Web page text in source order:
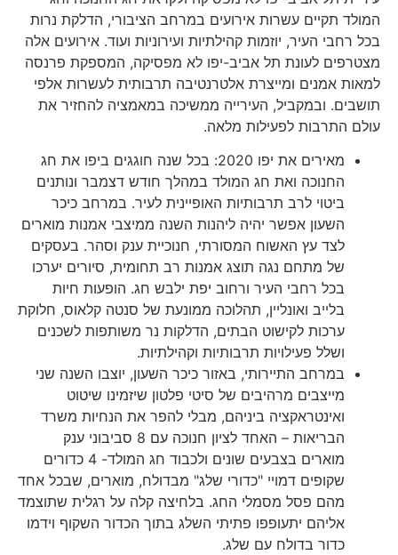
המולד תקיים עשרות אירועים במרחב הציבורי, הדלקת נרות
בכל רחבי העיר, יוזמות קהילתיות ועירוניות ועוד. אירועים אלה
מצטרפים לעונת תל אביב-יפו לא מפסיקה, המספקת פרנסה
למאות אמנים ומייצרת אלטרנטיבה תרבותית לעשרות אלפי
תושבים. ובמקביל, העירייה ממשיכה במאמציה להחזיר את
עולם התרבות לפעילות מלאה.
מאירים את יפו 2020: בכל שנה חוגגים ביפו את חג
החנוכה ואת חג המולד במהלך חודש דצמבר ונותנים
ביטוי לרב תרבותיות האופיינית לעיר. במרחב כיכר
השעון אפשר יהיה ליהנות השנה ממיצבי אמנות מוארים
לצד עץ האשוח המסורתי, חנוכיית ענק וסהר. בעסקים
של מתחם נגה תוצג אמנות רב תחומית, סיורים יערכו
בכל רחבי העיר ורחוב יפת ילבש חג. הופעות חיות
בלייב ואונליין, תהלוכה ממונעת של סנטה קלאוס, חלוקת
ערכות לקישוט הבתים, הדלקות נר משותפות לשכנים
ושלל פעילויות תרבותיות וקהילתיות.
במרחב התיירותי, באזור כיכר השעון, יוצבו השנה שני
מייצבים מרהיבים של סיטי פלטון שיזמינו שיטוט
ואינטראקציה ביניהם, מבלי להפר את הנחיות משרד
הבריאות – האחד לציון חנוכה עם 8 סביבוני ענק
מוארים בצבעים שונים ולכבוד חג המולד- 4 כדורים
שקופים דמויי "כדורי שלג" מבדולח, מוארים, שבכל אחד
מהם פסל מסמלי החג. בלחיצה קלה על רגלית שתוצמד
אליהם יתעופפו פתיתי השלג בתוך הכדור השקוף וידמו
כדור בדולח עם שלג.